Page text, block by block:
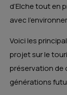
d’Elche tout en
avec
Voici les
projet sur le
préservation de
générations